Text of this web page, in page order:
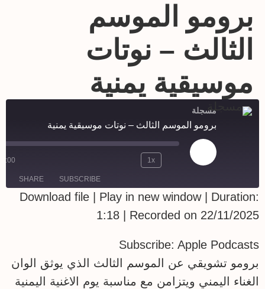
برومو الموسم
الثالث – نوتات
موسيقية يمنية
مسجلة
برومو الموسم الثالث – نوتات موسيقية يمنية
1x
SUBSCRIBE
SHARE
Apple Podcasts
RSS FEED
SHARE
LINK
EMBED
Download file Play in new window| Duration:
1:18
Recorded on 22/11/2025
Subscribe: Apple Podcasts
برومو تشويقي عن الموسم الثالث الذي يوثق الوان
الغناء اليمني ويتزامن مع مناسبة يوم الاغنية اليمنية